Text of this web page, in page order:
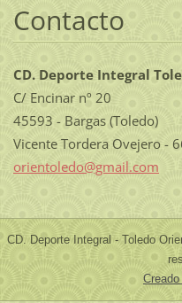
Contacto
CD. Deporte Integral
C/ Encinar nº 20
45593 - Bargas (Toledo)
Vicente Tordera Ovejero -
orientoledo@gmail.com
CD. Deporte Integral - Toledo